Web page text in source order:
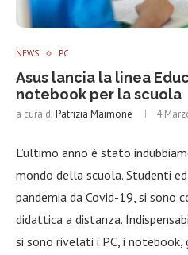
NEWS PC
Asus lancia la linea
notebook per la scuola
a cura di Patrizia Maimone 4
L’ultimo anno è stato
mondo della scuola. Studenti
pandemia da Covid-19, si sono
didattica a distanza.
si sono rivelati i PC, i